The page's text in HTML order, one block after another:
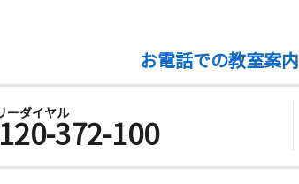
お電話での教室案内
ーダイヤル372-100